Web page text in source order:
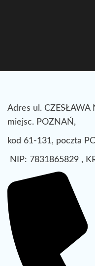
Adres ul. CZESŁAWA
miejsc. POZNAŃ,
kod 61-131, poczta
NIP: 7831865829 ,